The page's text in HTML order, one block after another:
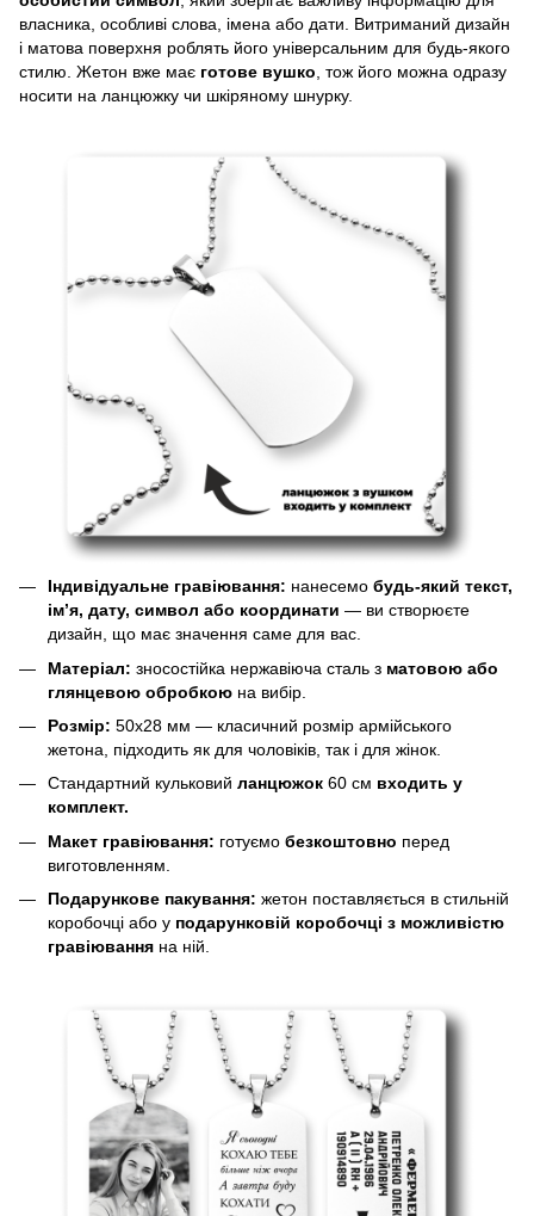
власника, особливі слова, імена або дати. Витриманий дизайн
і матова поверхня роблять його універсальним для будь-якого
стилю. Жетон вже має готове вушко, тож його можна одразу
носити на ланцюжку чи шкіряному шнурку.
Індивідуальне гравіювання: нанесемо будь-який текст,
ім’я, дату, символ або координати — ви створюєте
дизайн, що має значення саме для вас.
Матеріал: зносостійка нержавіюча сталь з матовою або
глянцевою обробкою на вибір.
Розмір: 50х28 мм — класичний розмір армійського
жетона, підходить як для чоловіків, так і для жінок.
Стандартний кульковий ланцюжок 60 см входить у
комплект.
Макет гравіювання: готуємо безкоштовно перед
виготовленням.
Подарункове пакування: жетон поставляється в стильній
коробочці або у подарунковій коробочці з можливістю
гравіювання на ній.